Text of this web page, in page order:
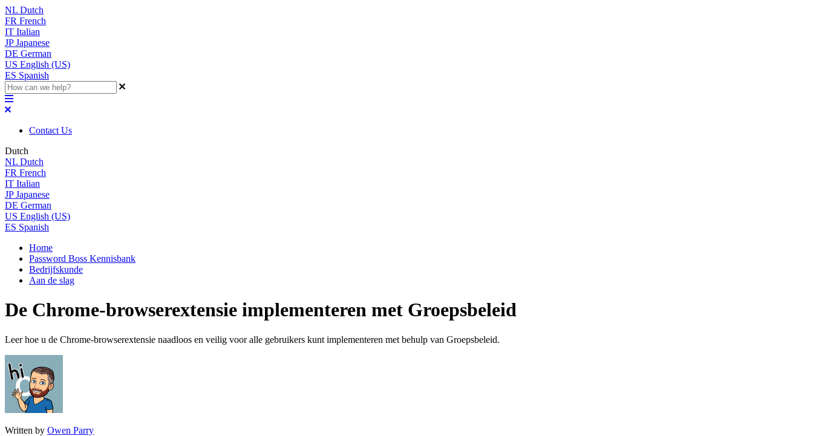
NL Dutch
FR French
IT Italian
JP Japanese
DE German
US English (US)
ES Spanish
Contact Us
Dutch
NL Dutch
FR French
IT Italian
JP Japanese
DE German
US English (US)
ES Spanish
Home
Password Boss Kennisbank
Bedrijfskunde
Aan de slag
De Chrome-browserextensie implementeren met Groepsbeleid
Leer hoe u de Chrome-browserextensie naadloos en veilig voor alle gebruikers kunt implementeren met behulp van Groepsbeleid.
Written by Owen Parry